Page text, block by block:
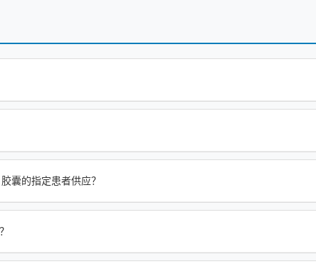
囊的指定患者供应？